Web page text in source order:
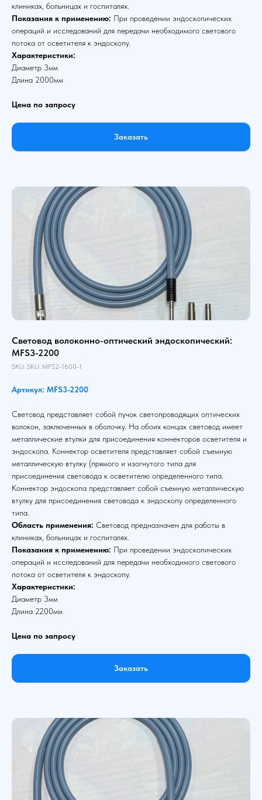
клиниках, больницах и госпиталях.
Показания к применению: При проведении эндоскопических
операций и исследований для передачи необходимого светового
потока от осветителя к эндоскопу.
Характеристики:
Диаметр 3мм
Длина 2000мм
Цена по запросу
Заказать
Световод волоконно-оптический эндоскопический:
MFS3-2200
SKU: SKU: MFS2-1600-1
Артикул: MFS3-2200
Световод представляет собой пучок светопроводящих оптических
волокон, заключенных в оболочку. На обоих концах световод имеет
металлические втулки для присоединения коннекторов осветителя и
эндоскопа. Коннектор осветителя представляет собой съемную
металлическую втулку (прямого и изогнутого типа для
присоединения световода к осветителю определенного типа.
Коннектор эндоскопа представляет собой съемную металлическую
втулку для присоединения световода к эндоскопу определенного
типа.
Область применения: Световод предназначен для работы в
клиниках, больницах и госпиталях.
Показания к применению: При проведении эндоскопических
операций и исследований для передачи необходимого светового
потока от осветителя к эндоскопу.
Характеристики:
Диаметр 3мм
Длина 2200мм
Цена по запросу
Заказать